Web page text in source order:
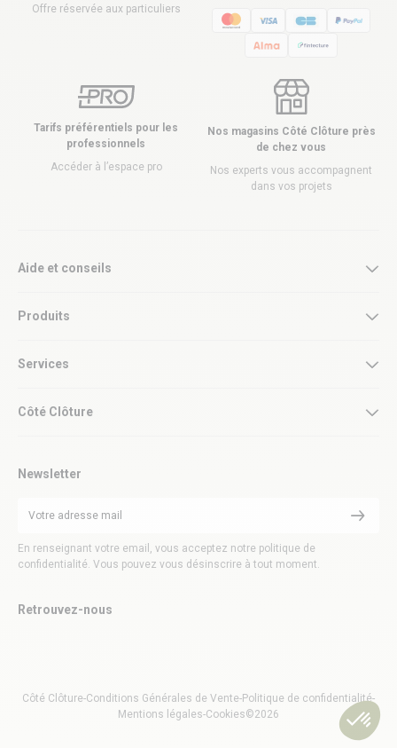
Offre réservée aux particuliers
Tarifs préférentiels pour les
professionnels
Accéder à l’espace pro
Nos magasins Côté Clôture près
de chez vous
Nos experts vous accompagnent
dans vos projets
Aide et conseils
Produits
Services
Côté Clôture
Newsletter
En renseignant votre email, vous acceptez notre politique de
confidentialité. Vous pouvez vous désinscrire à tout moment.
Retrouvez-nous
Côté Clôture-Conditions Générales de Vente-Politique de confidentialité-
Mentions légales-Cookies©2026